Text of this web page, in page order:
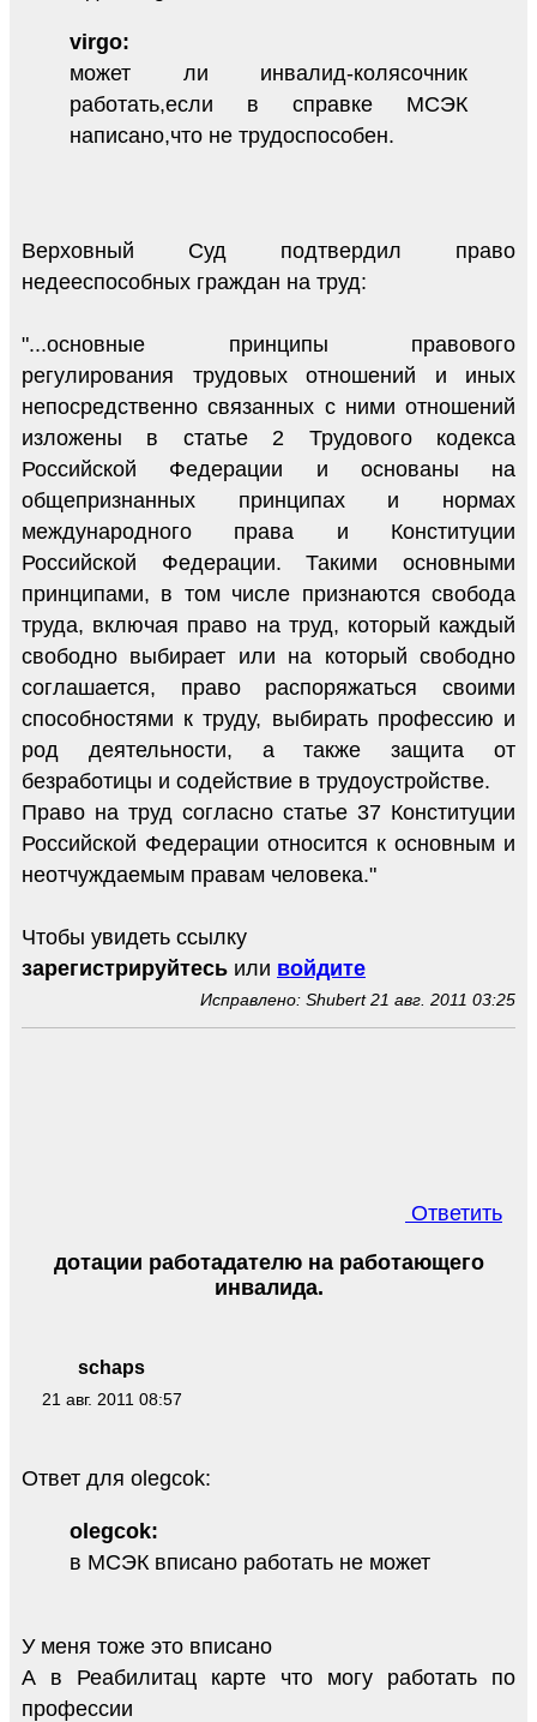
virgo:
может ли инвалид-колясочник
работать,если в справке МСЭК
написано,что не трудоспособен.
Верховный Суд подтвердил право
недееспособных граждан на труд:
"...основные принципы правового
регулирования трудовых отношений и иных
непосредственно связанных с ними отношений
изложены в статье 2 Трудового кодекса
Российской Федерации и основаны на
общепризнанных принципах и нормах
международного права и Конституции
Российской Федерации. Такими основными
принципами, в том числе признаются свобода
труда, включая право на труд, который каждый
свободно выбирает или на который свободно
соглашается, право распоряжаться своими
способностями к труду, выбирать профессию и
род деятельности, а также защита от
безработицы и содействие в трудоустройстве.
Право на труд согласно статье 37 Конституции
Российской Федерации относится к основным и
неотчуждаемым правам человека."
Чтобы увидеть ссылку
зарегистрируйтесь или войдите
Исправлено: Shubert 21 авг. 2011 03:25
Ответить
schaps
21 авг. 2011 08:57
дотации работадателю на работающего
инвалида.
Ответ для olegcok:
olegcok:
в МСЭК вписано работать не может
У меня тоже это вписано
А в Реабилитац карте что могу работать по
профессии